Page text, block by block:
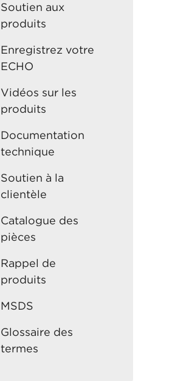
Soutien aux
produits
Enregistrez votre
ECHO
Vidéos sur les
produits
Documentation
technique
Soutien à la
clientèle
Catalogue des
pièces
Rappel de
produits
MSDS
Glossaire des
termes